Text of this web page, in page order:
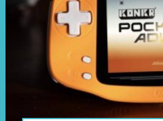
próximo martes
en Mortal Kombat
DLC Khaos